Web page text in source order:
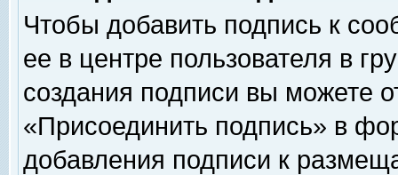
Чтобы добавить подпись к
ее в центре пользователя в
создания подписи вы можете
«Присоединить подпись» в
добавления подписи к